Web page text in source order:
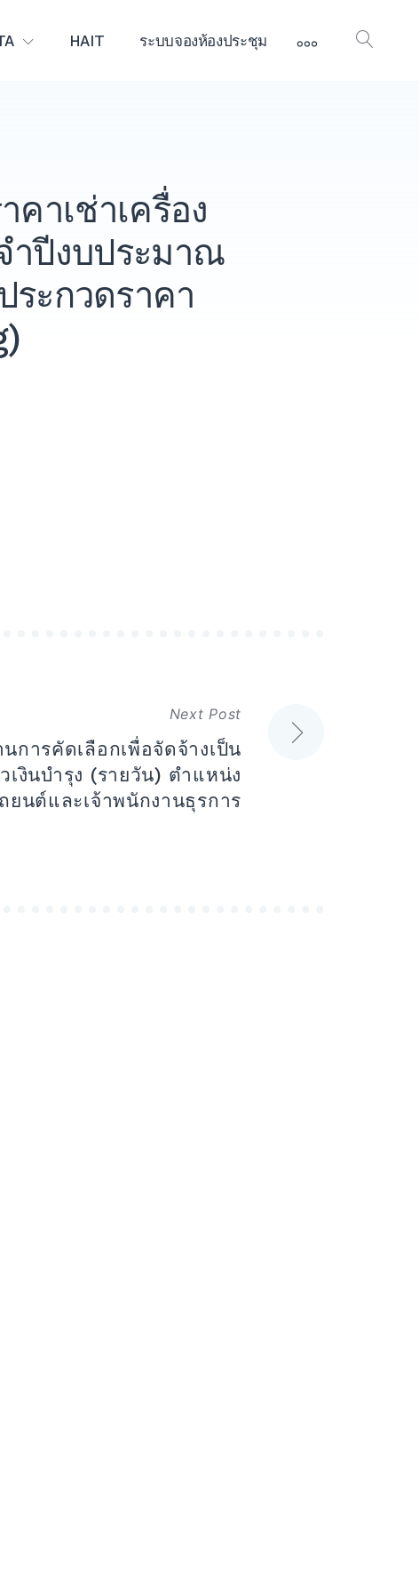
HAIT ระบบจองห้องประชุม More
าเช่าเครื่อง
ำปีงบประมาณ
ะกวดราคา
Next Post
การคัดเลือกเพื่อจัดจ้างเป็น
เงินบำรุง (รายวัน) ตำแหน่ง
ยนต์และเจ้าพนักงานธุรการ